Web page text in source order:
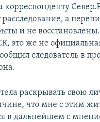
корреспонденту
расследование, а
и не
это же не
следователь в
раскрывать свою
что мне с этим
в дальнейшем с